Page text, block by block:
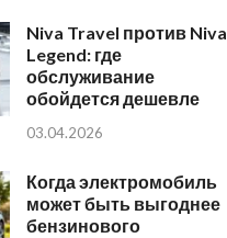
Niva Travel против Niva
Legend: где
обслуживание
обойдется дешевле
03.04.2026
Когда электромобиль
может быть выгоднее
бензинового